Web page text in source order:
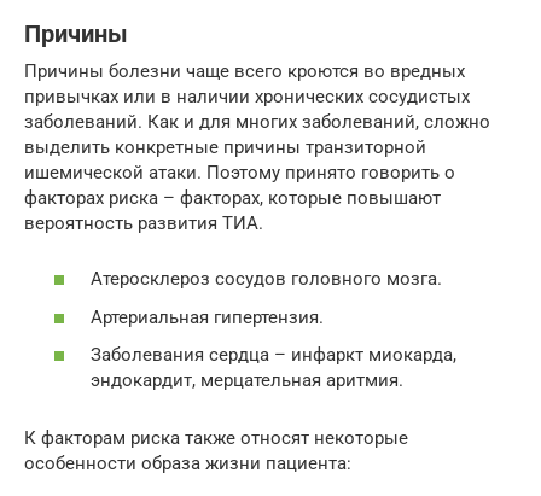
Причины
Причины болезни чаще всего кроются во вредных
привычках или в наличии хронических сосудистых
заболеваний. Как и для многих заболеваний, сложно
выделить конкретные причины транзиторной
ишемической атаки. Поэтому принято говорить о
факторах риска – факторах, которые повышают
вероятность развития ТИА.
Атеросклероз сосудов головного мозга.
Артериальная гипертензия.
Заболевания сердца – инфаркт миокарда,
эндокардит, мерцательная аритмия.
К факторам риска также относят некоторые
особенности образа жизни пациента: